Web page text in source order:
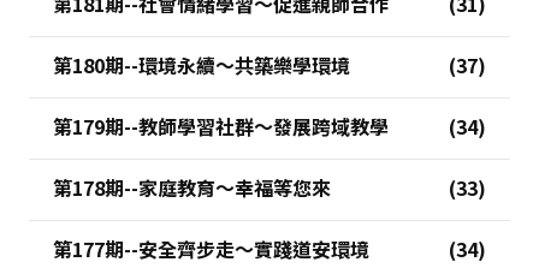
第180期--環境永續～共築樂學環境
第179期--教師學習社群～發展跨域教學
第178期--家庭教育～幸福等您來
第177期--安全齊步走～實踐道安環境